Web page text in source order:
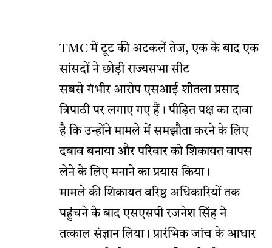
TMC में टूट की अटकलें तेज, एक के बाद एक
सांसदों ने छोड़ी राज्यसभा सीट
सबसे गंभीर आरोप एसआई शीतला प्रसाद
त्रिपाठी पर लगाए गए हैं। पीड़ित पक्ष का दावा
है कि उन्होंने मामले में समझौता करने के लिए
दबाव बनाया और परिवार को शिकायत वापस
लेने के लिए मनाने का प्रयास किया।
मामले की शिकायत वरिष्ठ अधिकारियों तक
पहुंचने के बाद एसएसपी रजनेश सिंह ने
तत्काल संज्ञान लिया। प्रारंभिक जांच के आधार